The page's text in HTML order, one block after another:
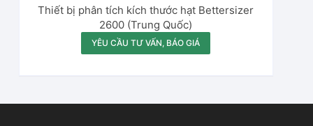
Thiết bị phân tích kích thước hạt Bettersizer
2600 (Trung Quốc)
YÊU CẦU TƯ VẤN, BÁO GIÁ